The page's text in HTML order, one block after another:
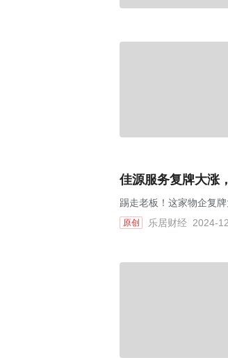
佳源服务复牌大涨
踢走老板！这家物企复
原创 乐居财经 2024-